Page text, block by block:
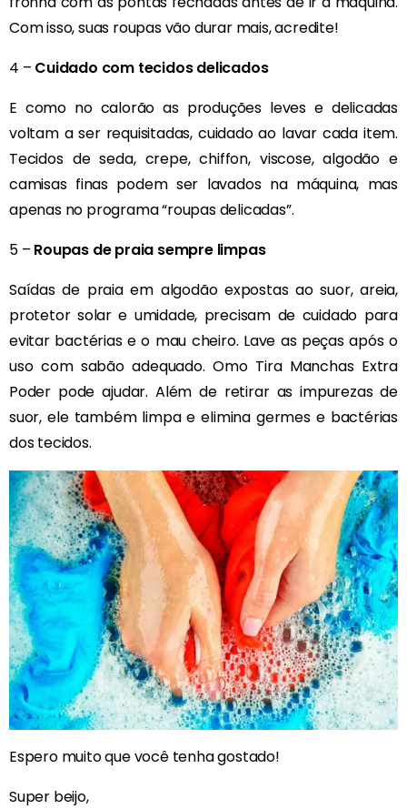
Com isso, suas roupas vão durar mais, acredite!
4 – Cuidado com tecidos delicados
E como no calorão as produções leves e delicadas
voltam a ser requisitadas, cuidado ao lavar cada item.
Tecidos de seda, crepe, chiffon, viscose, algodão e
camisas finas podem ser lavados na máquina, mas
apenas no programa “roupas delicadas”.
5 – Roupas de praia sempre limpas
Saídas de praia em algodão expostas ao suor, areia,
protetor solar e umidade, precisam de cuidado para
evitar bactérias e o mau cheiro. Lave as peças após o
uso com sabão adequado. Omo Tira Manchas Extra
Poder pode ajudar. Além de retirar as impurezas de
suor, ele também limpa e elimina germes e bactérias
dos tecidos.
Espero muito que você tenha gostado!
Super beijo,